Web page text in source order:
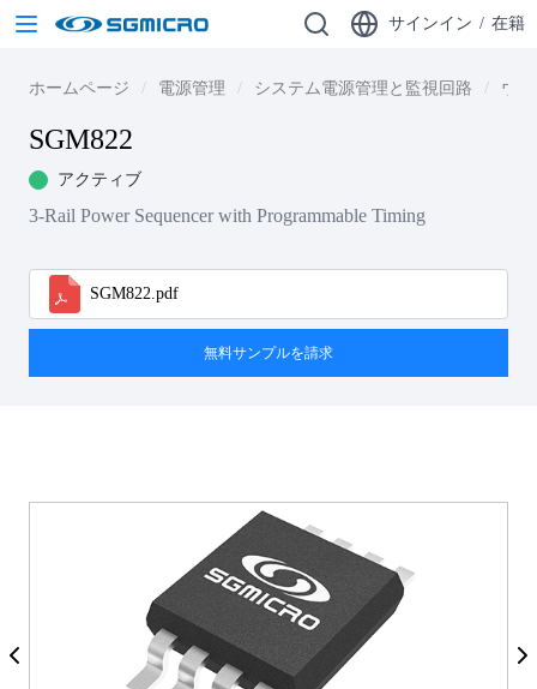
サインイン / 在籍
ホームページ 電源管理 システム電源管理と監視回路 ウ
SGM822
アクティブ
3-Rail Power Sequencer with Programmable Timing
SGM822.pdf
無料サンプルを請求